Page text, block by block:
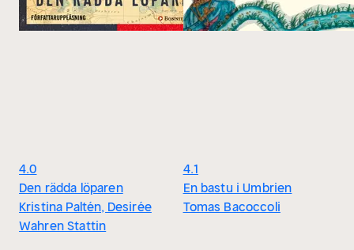
4.0
Den rädda löparen
Kristina Paltén, Desirée
Wahren Stattin
4.1
En bastu i Umbrien
Tomas Bacoccoli